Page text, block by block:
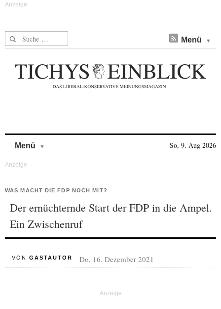
Suche nach: Menü
Menü So, 9. Aug 2026
WAS MACHT DIE FDP NOCH MIT?
Der ernüchternde Start der FDP in die Ampel.
Ein Zwischenruf
VON GASTAUTOR Do, 16. Dezember 2021